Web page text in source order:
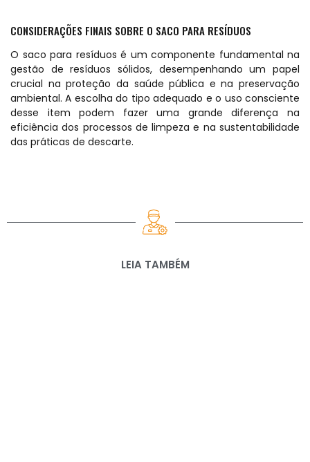
CONSIDERAÇÕES FINAIS SOBRE O SACO PARA RESÍDUOS
O saco para resíduos é um componente fundamental na
gestão de resíduos sólidos, desempenhando um papel
crucial na proteção da saúde pública e na preservação
ambiental. A escolha do tipo adequado e o uso consciente
desse item podem fazer uma grande diferença na
eficiência dos processos de limpeza e na sustentabilidade
das práticas de descarte.
LEIA TAMBÉM